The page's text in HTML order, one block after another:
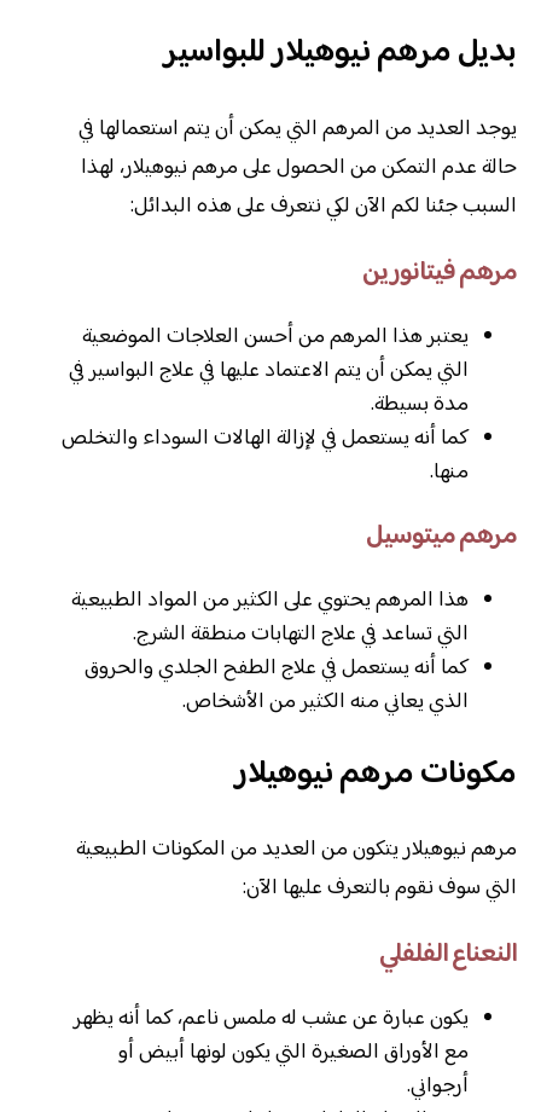
بديل مرهم نيوهيلار للبواسير
يوجد العديد من المرهم التي يمكن أن يتم استعمالها في
حالة عدم التمكن من الحصول على مرهم نيوهيلار، لهذا
السبب جئنا لكم الآن لكي نتعرف على هذه البدائل:
مرهم فيتانورين
يعتبر هذا المرهم من أحسن العلاجات الموضعية
التي يمكن أن يتم الاعتماد عليها في علاج البواسير في
مدة بسيطة.
كما أنه يستعمل في لإزالة الهالات السوداء والتخلص
منها.
مرهم ميتوسيل
هذا المرهم يحتوي على الكثير من المواد الطبيعية
التي تساعد في علاج التهابات منطقة الشرج.
كما أنه يستعمل في علاج الطفح الجلدي والحروق
الذي يعاني منه الكثير من الأشخاص.
مكونات مرهم نيوهيلار
مرهم نيوهيلار يتكون من العديد من المكونات الطبيعية
التي سوف نقوم بالتعرف عليها الآن:
النعناع الفلفلي
يكون عبارة عن عشب له ملمس ناعم، كما أنه يظهر
مع الأوراق الصغيرة التي يكون لونها أبيض أو
أرجواني.